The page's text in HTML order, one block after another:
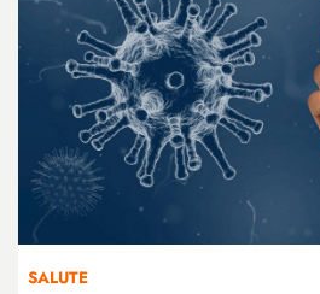
SALUTE